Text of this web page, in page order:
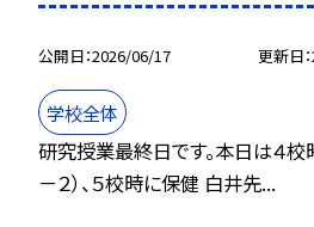
公開日 2026/06/17 更新日
学校全体
研究授業最終日です。本日は４校
－２）、５校時に保健 白井先...